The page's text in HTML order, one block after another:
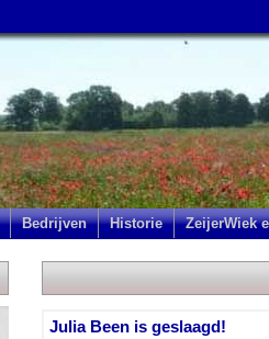
Bedrijven Historie ZeijerWiek
Julia Been is geslaagd!